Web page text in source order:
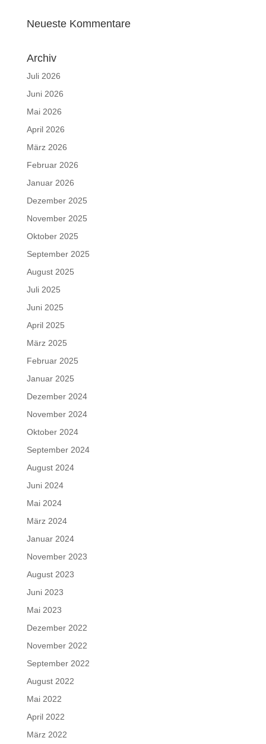
Neueste Kommentare
Archiv
Juli 2026
Juni 2026
Mai 2026
April 2026
März 2026
Februar 2026
Januar 2026
Dezember 2025
November 2025
Oktober 2025
September 2025
August 2025
Juli 2025
Juni 2025
April 2025
März 2025
Februar 2025
Januar 2025
Dezember 2024
November 2024
Oktober 2024
September 2024
August 2024
Juni 2024
Mai 2024
März 2024
Januar 2024
November 2023
August 2023
Juni 2023
Mai 2023
Dezember 2022
November 2022
September 2022
August 2022
Mai 2022
April 2022
März 2022